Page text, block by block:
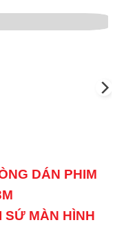
DÁN PHIM
MÀN HÌNH